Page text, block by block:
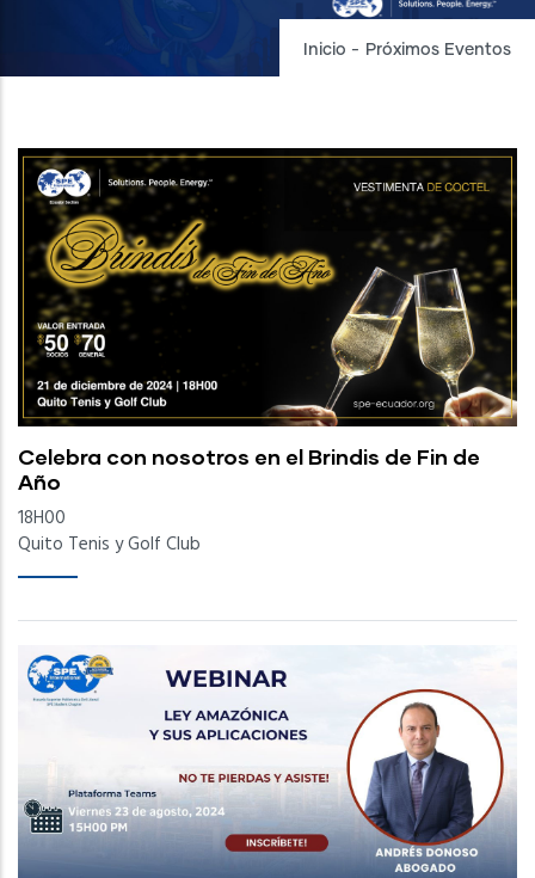
Inicio - Próximos Eventos
Celebra con nosotros en el Brindis de Fin de
Año
18H00
Quito Tenis y Golf Club